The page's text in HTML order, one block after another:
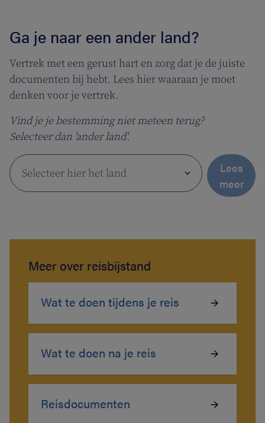
Ga je naar een ander land?
Vertrek met een gerust hart en zorg dat je de juiste
documenten bij hebt. Lees hier waaraan je moet
denken voor je vertrek.
Vind je je bestemming niet meteen terug?
Selecteer dan 'ander land'.
Lees
meer
Meer over reisbijstand
Wat te doen tijdens je reis
Wat te doen na je reis
Reisdocumenten